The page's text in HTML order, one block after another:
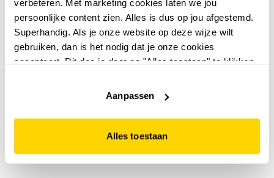
verbeteren. Met marketing cookies laten we jou
persoonlijke content zien. Alles is dus op jou afgestemd.
Superhandig. Als je onze website op deze wijze wilt
gebruiken, dan is het nodig dat je onze cookies
accepteert. Dit doe je door op "Alles toestaan" te klikken.
website niet optimaal functioneert.
Aanpassen
Alles toestaan